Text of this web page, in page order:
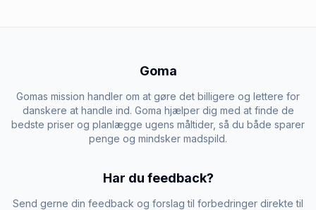
Goma
Gomas mission handler om at gøre det billigere og lettere for
danskere at handle ind. Goma hjælper dig med at finde de
bedste priser og planlægge ugens måltider, så du både sparer
penge og mindsker madspild.
Har du feedback?
Send gerne din feedback og forslag til forbedringer direkte til